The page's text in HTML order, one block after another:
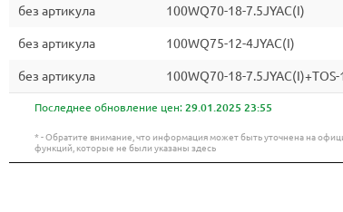
без артикула 100WQ70-18-7.5JYAC(I)
без артикула 100WQ75-12-4JYAC(I)
без артикула 100WQ70-18-
Последнее обновление цен: 29.01.2025 23:55
* - Обратите внимание, что информация может быть уточнена на
функций, которые не были указаны здесь